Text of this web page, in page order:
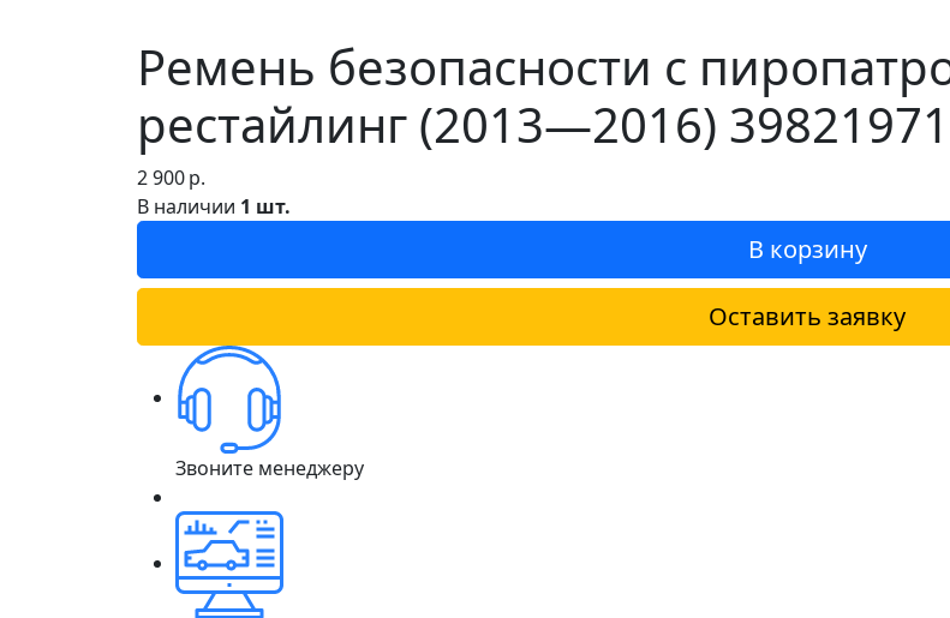
Ремень безопасности с
рестайлинг (2013—2016)
2 900р.
В наличии 1 шт.
В корзину
Оставить заявку
Звоните менеджеру